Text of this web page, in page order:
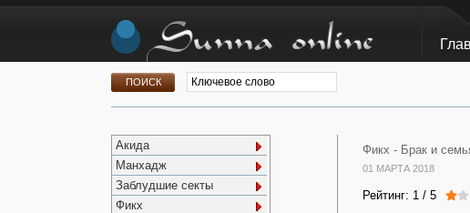
Акида
Манхадж
Заблудшие секты
Фикх
Фикх - Брак и
01 МАРТА 2018
Рейтинг: 1 / 5